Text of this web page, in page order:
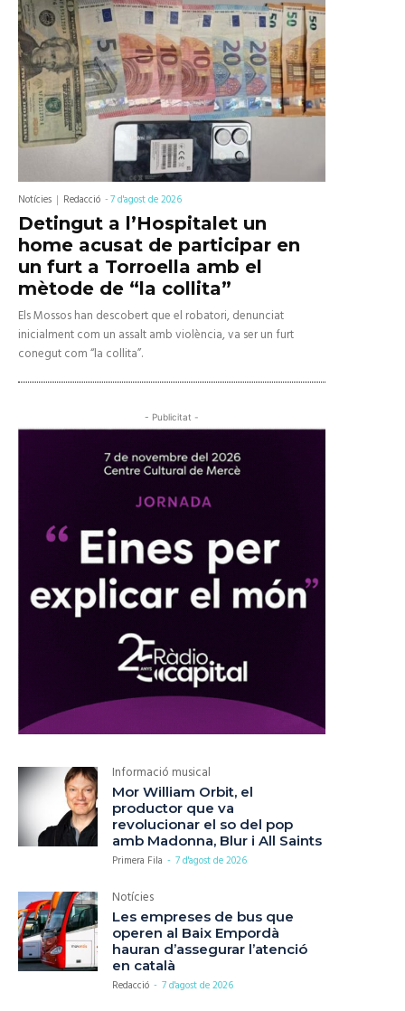
Notícies Redacció -7 d'agost de 2026
Detingut a l’Hospitalet un
home acusat de participar en
un furt a Torroella amb el
mètode de “la collita”
Els Mossos han descobert que el robatori, denunciat
inicialment com un assalt amb violència, va ser un furt
conegut com “la collita”.
- Publicitat -
Informació musical
Mor William Orbit, el
productor que va
revolucionar el so del pop
amb Madonna, Blur i All Saints
Primera Fila - 7 d'agost de 2026
Notícies
Les empreses de bus que
operen al Baix Empordà
hauran d’assegurar l’atenció
en català
Redacció - 7 d'agost de 2026